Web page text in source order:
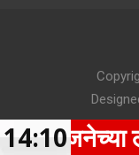
लाभ
14:10